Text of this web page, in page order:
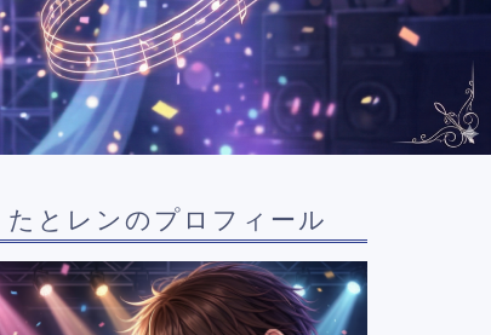
たとレンのプロフィール